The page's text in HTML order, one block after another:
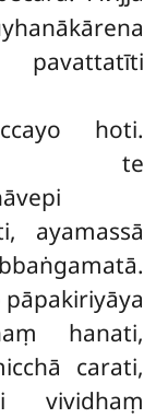
hoti.
te
ayamassā
hanati,
carati,
vividhaṃ